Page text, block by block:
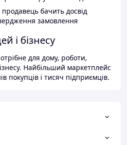
бачить досвід
замовлення
і бізнесу
для дому, роботи,
Найбільший маркетплейс
покупців і тисяч підприємців.